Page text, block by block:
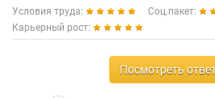
Условия труда:
Соц.пакет:
Карьерный рост:
Посмотреть